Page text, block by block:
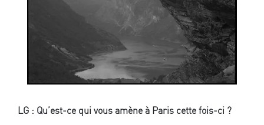
LG : Qu’est-ce qui vous amène à Paris cette fois-ci ?